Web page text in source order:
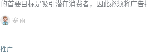
的首要目标是吸引潜在消费者，因此必须将广
寒 雨
推广